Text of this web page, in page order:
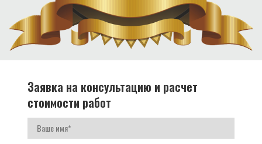
Заявка на консультацию и расчет
стоимости работ